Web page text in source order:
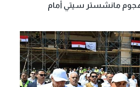
مانشستر سيتي أمام